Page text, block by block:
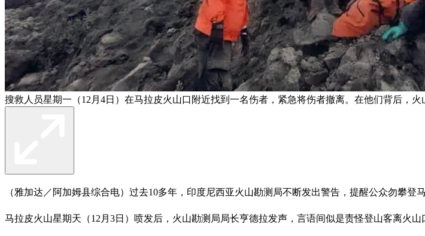
搜救人员星期一（12月4日）在马拉皮火山口附近找到一名伤者，紧急将伤者撤离。在他们背后，火
（雅加达／阿加姆县综合电）过去10多年，印度尼西亚火山勘测局不断发出警告，提醒公众勿攀登马
马拉皮火山星期天（12月3日）喷发后，火山勘测局局长亨德拉发声，言语间似是责怪登山客离火山